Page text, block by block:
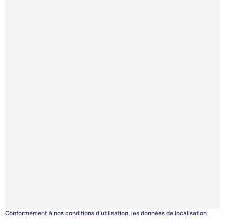
Conformément à nosconditions d’utilisation, les données de localisation